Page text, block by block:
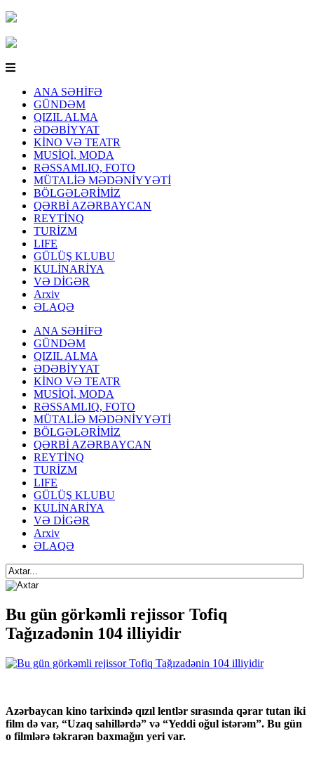
ANA SƏHİFƏ
GÜNDƏM
QIZIL ALMA
ƏDƏBİYYAT
KİNO VƏ TEATR
MUSİQİ, MODA
RƏSSAMLIQ, FOTO
MÜTALİƏ MƏDƏNİYYƏTİ
BÖLGƏLƏRİMİZ
QƏRBİ AZƏRBAYCAN
REYTİNQ
TURİZM
LIFE
GÜLÜŞ KLUBU
KULİNARİYA
VƏ DİGƏR
Arxiv
ƏLAQƏ
ANA SƏHİFƏ
GÜNDƏM
QIZIL ALMA
ƏDƏBİYYAT
KİNO VƏ TEATR
MUSİQİ, MODA
RƏSSAMLIQ, FOTO
MÜTALİƏ MƏDƏNİYYƏTİ
BÖLGƏLƏRİMİZ
QƏRBİ AZƏRBAYCAN
REYTİNQ
TURİZM
LIFE
GÜLÜŞ KLUBU
KULİNARİYA
VƏ DİGƏR
Arxiv
ƏLAQƏ
Bu gün görkəmli rejissor Tofiq
Tağızadənin 104 illiyidir
Azərbaycan kino tarixində qızıl lentlər sırasında qərar tutan iki
film də var, “Uzaq sahillərdə” və “Yeddi oğul istərəm”. Bu gün
o filmlərə təkrarən baxmağın yeri var.